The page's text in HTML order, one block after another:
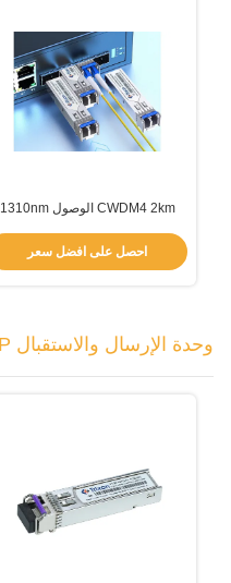
CWDM4 2km الوصول 1310nm
احصل على افضل سعر
وحدة الإرسال والاستقبال SFP